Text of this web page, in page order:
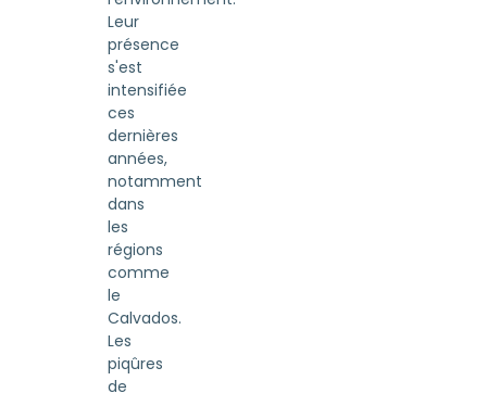
Leur
présence
s'est
intensifiée
ces
dernières
années,
notamment
dans
les
régions
comme
le
Calvados.
Les
piqûres
de